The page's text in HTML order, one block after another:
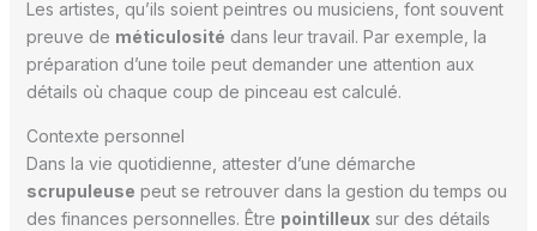
Les artistes, qu’ils soient peintres ou musiciens, font souvent
preuve de méticulosité dans leur travail. Par exemple, la
préparation d’une toile peut demander une attention aux
détails où chaque coup de pinceau est calculé.
Contexte personnel
Dans la vie quotidienne, attester d’une démarche
scrupuleuse peut se retrouver dans la gestion du temps ou
des finances personnelles. Être pointilleux sur des détails